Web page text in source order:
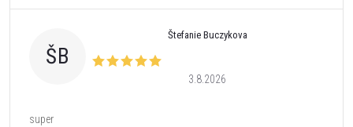
ŠB
Štefanie Buczykova
3.8.2026
super